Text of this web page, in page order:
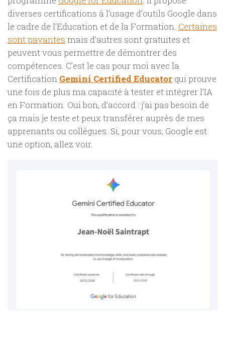
diverses certifications à l’usage d’outils Google dans
le cadre de l’Education et de la Formation. Certaines
sont payantes mais d’autres sont gratuites et
peuvent vous permettre de démontrer des
compétences. C’est le cas pour moi avec la
Certification Gemini Certified Educator qui prouve
une fois de plus ma capacité à tester et intégrer l’IA
en Formation. Oui bon, d’accord : j’ai pas besoin de
ça mais je teste et peux transférer auprès de mes
apprenants ou collègues. Si, pour vous, Google est
une option, allez voir.